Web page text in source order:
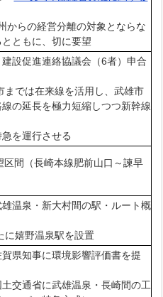
らの経営分離の対象とならな
ともに、切に要望
設促進連絡協議会（6者）申合
では在来線を活用し、武雄市
の延長を極力短縮しつつ新幹線
運行させる
間（長崎本線肥前山口～諫早
温泉・新大村間の駅・ルート概
嬉野温泉駅を設置
県知事に環境影響評価書を提
交通省に武雄温泉・長崎間の工